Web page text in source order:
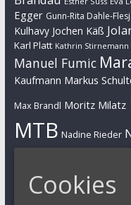
Egger Gunn-Rita Dahle-
Kulhavy Jochen Käß
Karl Platt Kathrin Stirnemann
Manuel Fumic
Kaufmann Markus
Max Brandl Moritz Milatz
MTB Nadine Rieder
Simon Stiebjahn
Cookies